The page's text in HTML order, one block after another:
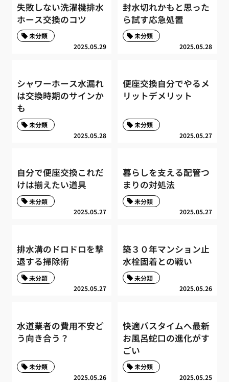
失敗しない洗濯機排水
ホース交換のコツ
2025.05.29
未分類
封水切れかもと思った
ら試す応急処置
2025.05.28
未分類
シャワーホース水漏れ
は交換時期のサインか
も
2025.05.28
未分類
便座交換自分でやるメ
リットデメリット
2025.05.27
未分類
自分で便座交換これだ
けは揃えたい道具
2025.05.27
未分類
暮らしを支える配管つ
まりの対処法
2025.05.27
未分類
排水溝のドロドロを撃
退する掃除術
2025.05.27
未分類
築３０年マンション止
水栓固着との戦い
2025.05.26
未分類
水道業者の費用不安ど
う向き合う？
2025.05.26
未分類
快適バスタイムへ最新
お風呂蛇口の進化がす
ごい
2025.05.25
未分類